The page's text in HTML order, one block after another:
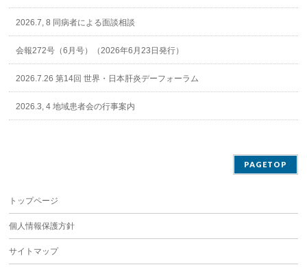
2026.7, 8 同病者による面談相談
会報272号（6月号）（2026年6月23日発行）
2026.7.26 第14回 世界・日本肝炎デーフォーラム
2026.3, 4 地域患者会の行事案内
PAGETOP
トップページ
個人情報保護方針
サイトマップ